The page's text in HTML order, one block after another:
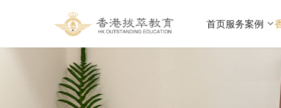
首页服务案例